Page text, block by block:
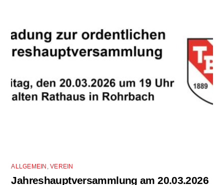
ALLGEMEIN ,VEREIN
Jahreshauptversammlung am 20.03.2026